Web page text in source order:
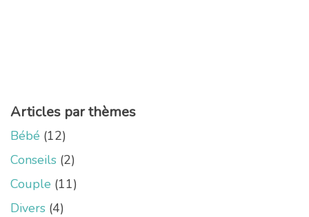
Articles par thèmes
Bébé (12)
Conseils (2)
Couple (11)
Divers (4)